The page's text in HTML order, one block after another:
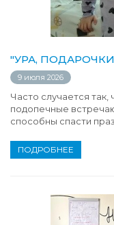
"УРА,
9 июля 2026
Часто случается
подопечные
способны спасти
ПОДРОБНЕЕ